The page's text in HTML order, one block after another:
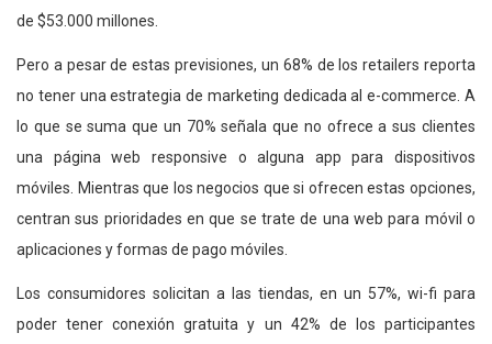
de $53.000 millones.
Pero a pesar de estas previsiones, un 68% de los retailers reporta
no tener una estrategia de marketing dedicada al e-commerce. A
lo que se suma que un 70% señala que no ofrece a sus clientes
una página web responsive o alguna app para dispositivos
móviles. Mientras que los negocios que si ofrecen estas opciones,
centran sus prioridades en que se trate de una web para móvil o
aplicaciones y formas de pago móviles.
Los consumidores solicitan a las tiendas, en un 57%, wi-fi para
poder tener conexión gratuita y un 42% de los participantes